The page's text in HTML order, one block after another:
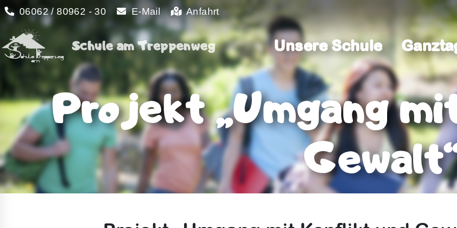
06062 / 80962 - 30 E-Mail Anfahrt
Schule am Treppenweg Unsere Schule
Schule am Treppenweg Unsere Schule
Projekt „Umgang